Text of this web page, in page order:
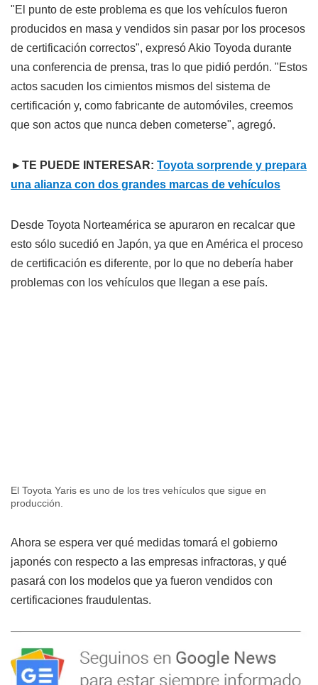
"El punto de este problema es que los vehículos fueron
producidos en masa y vendidos sin pasar por los procesos
de certificación correctos", expresó Akio Toyoda durante
una conferencia de prensa, tras lo que pidió perdón. "Estos
actos sacuden los cimientos mismos del sistema de
certificación y, como fabricante de automóviles, creemos
que son actos que nunca deben cometerse", agregó.
►TE PUEDE INTERESAR: Toyota sorprende y prepara
una alianza con dos grandes marcas de vehículos
Desde Toyota Norteamérica se apuraron en recalcar que
esto sólo sucedió en Japón, ya que en América el proceso
de certificación es diferente, por lo que no debería haber
problemas con los vehículos que llegan a ese país.
El Toyota Yaris es uno de los tres vehículos que sigue en
producción.
Ahora se espera ver qué medidas tomará el gobierno
japonés con respecto a las empresas infractoras, y qué
pasará con los modelos que ya fueron vendidos con
certificaciones fraudulentas.